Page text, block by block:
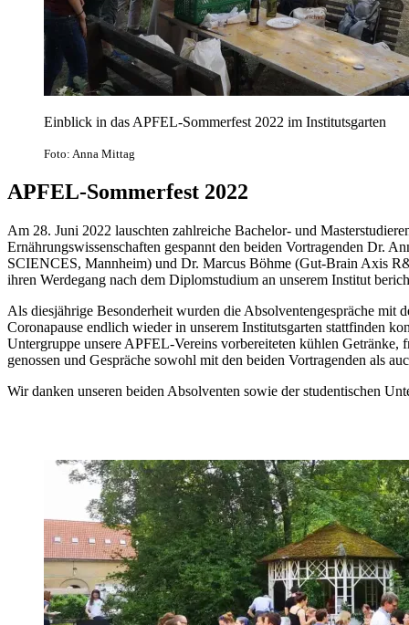
Einblick in das APFEL-Sommerfest 2022 im Institutsgarten
Foto: Anna Mittag
APFEL-Sommerfest 2022
Am 28. Juni 2022 lauschten zahlreiche Bachelor- und
Ernährungswissenschaften gespannt den beiden Vortragenden Dr.
SCIENCES, Mannheim) und Dr. Marcus Böhme (Gut-Brain Axis
ihren Werdegang nach dem Diplomstudium an unserem Institut
Als diesjährige Besonderheit wurden die Absolventengespräche
Coronapause endlich wieder in unserem Institutsgarten stattfinden
Untergruppe unsere APFEL-Vereins vorbereiteten kühlen Getränke,
genossen und Gespräche sowohl mit den beiden Vortragenden als
Wir danken unseren beiden Absolventen sowie der studentischen